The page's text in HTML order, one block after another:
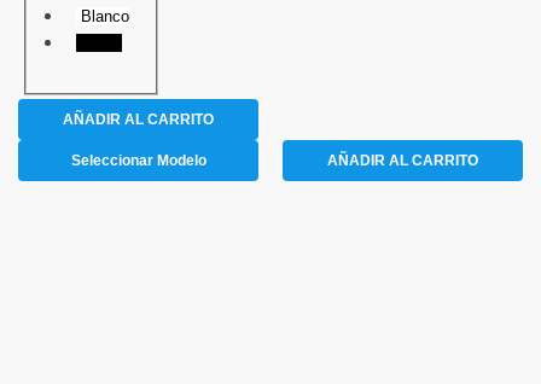
Blanco
AÑADIR AL CARRITO
Seleccionar Modelo AÑADIR AL CARRITO